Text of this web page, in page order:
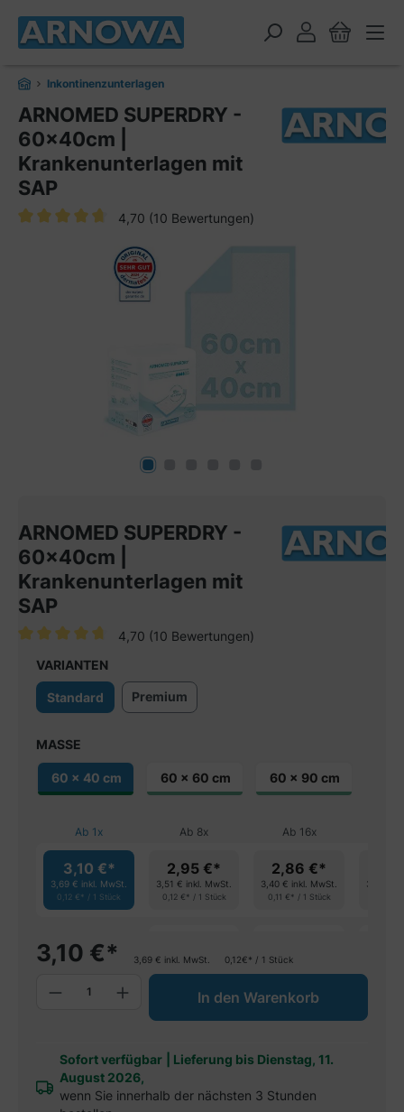
springen
Inkontinenzunterlagen
ARNOMED SUPERDRY -
60x40cm |
Krankenunterlagen mit
SAP
4,70 (10 Bewertungen)
Bildergalerie überspringen
ARNOMED SUPERDRY -
60x40cm |
Krankenunterlagen mit
SAP
4,70 (10 Bewertungen)
VARIANTEN
Standard Premium
MASSE
60 x 40 cm 60 x 60 cm 60 x 90 cm
Ab 1 x
3,10 €*
3,69 € inkl. MwSt.
0,12 €* / 1 Stück
Ab 8x
2,95 €*
3,51 € inkl. MwSt.
0,12 €* / 1 Stück
Ab 16x
2,86 €*
3,40 € inkl. MwSt.
0,11 €* / 1 Stück
3,25 €
Sofort verfügbar
Lieferung bis Dienstag, 11.
August 2026,
wenn Sie innerhalb der nächsten 3 Stunden
3,10 €* 3,69 € inkl. MwSt. 0,12€* / 1 Stück
Produkt Anzahl: Gib den
In den Warenkorb